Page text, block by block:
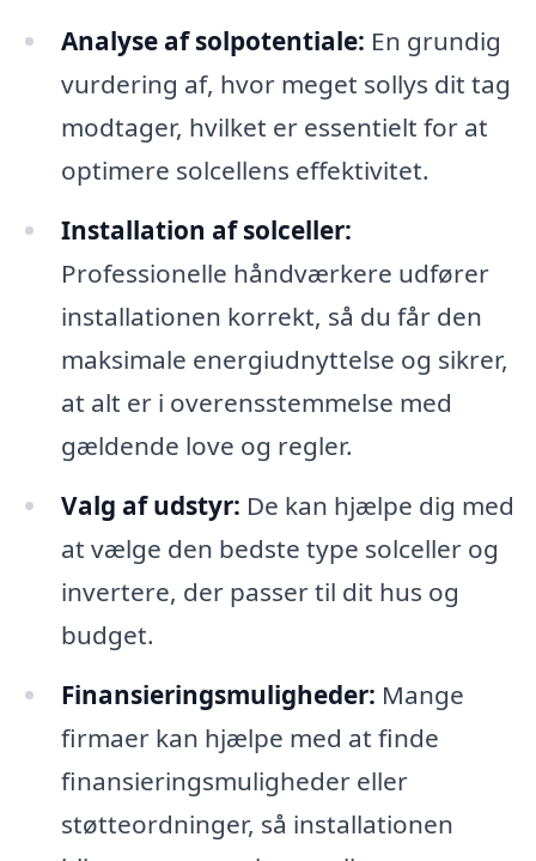
Analyse af solpotentiale: En grundig
vurdering af, hvor meget sollys dit tag
modtager, hvilket er essentielt for at
optimere solcellens effektivitet.
Installation af solceller:
Professionelle håndværkere udfører
installationen korrekt, så du får den
maksimale energiudnyttelse og sikrer,
at alt er i overensstemmelse med
gældende love og regler.
Valg af udstyr: De kan hjælpe dig med
at vælge den bedste type solceller og
invertere, der passer til dit hus og
budget.
Finansieringsmuligheder: Mange
firmaer kan hjælpe med at finde
finansieringsmuligheder eller
støtteordninger, så installationen